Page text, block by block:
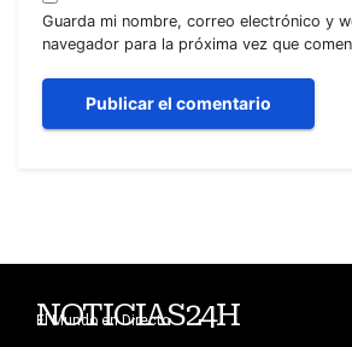
Guarda mi nombre, correo electrónico y
navegador para la próxima vez que
NOTICIAS24H
El Mundo en Directo